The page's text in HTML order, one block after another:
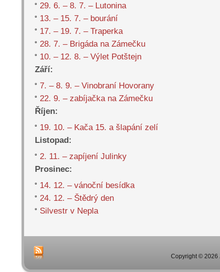
29. 6. – 8. 7. – Lutonina
13. – 15. 7. – bourání
17. – 19. 7. – Traperka
28. 7. – Brigáda na Zámečku
10. – 12. 8. – Výlet Potštejn
Září:
7. – 8. 9. – Vinobraní Hovorany
22. 9. – zabíjačka na Zámečku
Říjen:
19. 10. – Kača 15. a šlapání zelí
Listopad:
2. 11. – zapíjení Julinky
Prosinec:
14. 12. – vánoční besídka
24. 12. – Štědrý den
Silvestr v Nepla
Copyright © 2026